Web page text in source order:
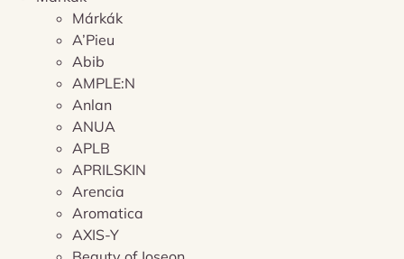
Márkák
A’Pieu
Abib
AMPLE:N
Anlan
ANUA
APLB
APRILSKIN
Arencia
Aromatica
AXIS-Y